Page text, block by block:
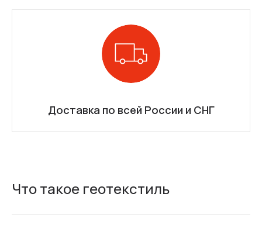
Доставка по всей России и СНГ
Что такое геотекстиль